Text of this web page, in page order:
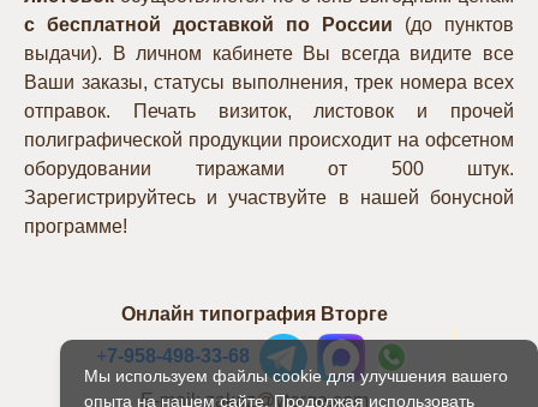
Мы используем файлы cookie для улучшения вашего
опыта на нашем сайте. Продолжая использовать
с бесплатной доставкой по России (до пунктов
выдачи). В личном кабинете Вы всегда видите все
Ваши заказы, статусы выполнения, трек номера всех
отправок. Печать визиток, листовок и прочей
полиграфической продукции происходит на офсетном
оборудовании тиражами от 500 штук.
Зарегистрируйтесь и участвуйте в нашей бонусной
программе!
Онлайн типография Вторге
+7-958-498-33-68
E-mail: zakaz@vtorge.com